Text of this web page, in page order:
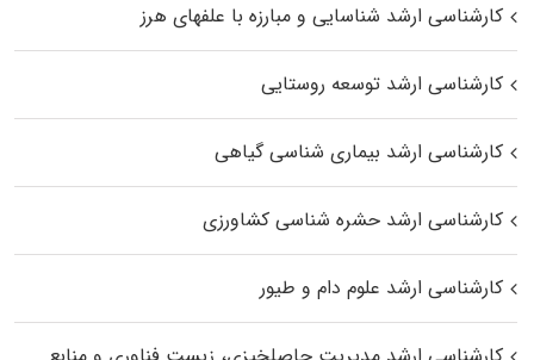
کارشناسی ارشد شناسایی و مبارزه با علفهای هرز
کارشناسی ارشد توسعه روستایی
کارشناسی ارشد بیماری‌ شناسی گیاهی
کارشناسی ارشد حشره‌ شناسی کشاورزی
کارشناسی ارشد علوم دام و طیور